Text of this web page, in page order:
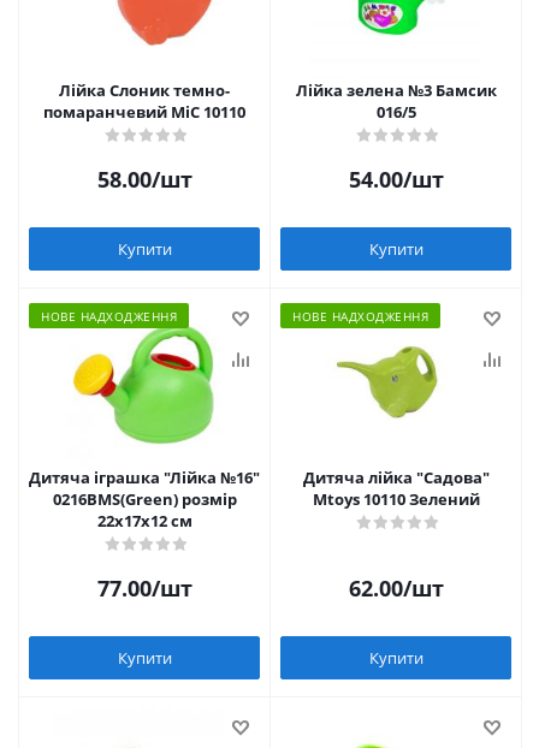
Лійка Слоник темно-
помаранчевий MiC 10110
58.00/шт
Купити
Лійка зелена №3 Бамсик
016/5
54.00/шт
Купити
НОВЕ НАДХОДЖЕННЯ
Дитяча іграшка "Лійка №16"
0216BMS(Green) розмір
22х17х12 см
77.00/шт
Купити
НОВЕ НАДХОДЖЕННЯ
Дитяча лійка "Садова"
Mtoys 10110 Зелений
62.00/шт
Купити